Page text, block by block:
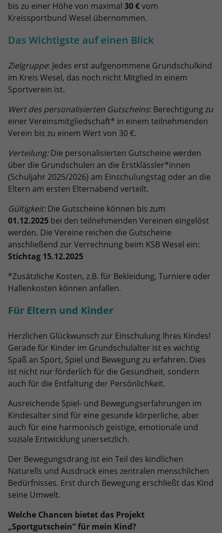
bis zu einer Höhe von maximal 30 €vom
Kreissportbund Wesel übernommen.
Das Wichtigste auf einen Blick
Zielgruppe: Jedes erst aufgenommene Grundschulkind
im Kreis Wesel, das noch nicht Mitglied in einem
Sportverein ist.
Wert des personalisierten Gutscheins: Berechtigung zu
einer Vereinsmitgliedschaft* in einem teilnehmenden
Verein bis zu einem Wert von 30 €.
Verteilung:Die personalisierten Gutscheine werden
über die Grundschulen an die Erstklässler*innen
(Schuljahr 2025/2026) am Einschulungstag oder an die
Eltern am ersten Elternabend verteilt.
Gültigkeit:Die Gutscheine können bis zum
01.12.2025 bei den teilnehmenden Vereinen eingelöst
werden. Die Vereine reichen die Gutscheine
anschließend zur Verrechnung beim KSB Wesel ein:
Stichtag 15.12.2025
*Zusätzliche Kosten, z.B. für Bekleidung, Turniere oder
Hallenkosten können anfallen.
Für Eltern und Kinder
Herzlichen Glückwunsch zur Einschulung Ihres Kindes!
Gerade für Kinder im Grundschulalter ist es wichtig
Spaß an Sport, Spiel und Bewegung zu erfahren. Dies
ist nicht nur förderlich für die Gesundheit, sondern
auch für die Entfaltung der Persönlichkeit.
Ausreichende Spiel- und Bewegungserfahrungen im
Kindesalter sind für eine gesunde körperliche, aber
auch für eine harmonisch geistige, emotionale und
soziale Entwicklung unersetzlich.
Der Bewegungsdrang ist ein Teil des kindlichen
Naturells und Ausdruck eines zentralen menschlichen
Bedürfnisses. Erst durch Bewegung erschließt das Kind
seine Umwelt.
Welche Chancen bietet das Projekt
„Sportgutschein“ für mein Kind?
Zweck
Dieses Cookie ist ein Standard-Session-
Cookie von TYPO3. Es speichert im Falle
eines Benutzer-Logins die Session-ID.
So kann der eingeloggte Benutzer
wiedererkannt werden und es wird ihm
gewährt.
Zweck
Kampagnendaten zu berechnen und
die Nutzung der Website für den
verfolgen. Die Cookies speichern
randoly generierte Nummer zu, um
eindeutige Besucher zu identifizieren.
Name _gid
Anbieter Google Analytics
Laufzeit
Zweck
Dieses Cookie wird von Google Analytics
installiert. Das Cookie wird verwendet,
um Informationen darüber zu
speichern, wie Besucher eine Website
nutzen, und hilft bei der Erstellung
eines Analyseberichts darüber, wie es
der Website geht. Die erhobenen Daten
umfassen die Anzahl der Besucher, die
Quelle, aus der sie stammen, und die
Laufzeit 2 Jahre
Zweck
Wird verwendet, um den Sitzungsstatus
zu erhalten.
Anbieter Google LLC
Laufzeit
Zweck
Das NID-Cookie enthält eine eindeutige
Einstellungen und andere
Informationen speichert, insbesondere
angezeigt werden sollen (z. B. 10 oder
20) und ob der Google SafeSearch-Filter
aktiviert sein soll.
Externe Inhalte
Wir verwenden auf unserer Website externe Inhalte, um